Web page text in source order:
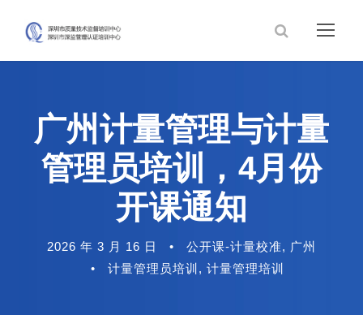
广州计量管理与计量
管理员培训，4月份
开课通知
2026 年 3 月 16 日 • 公开课-计量校准, 广州
•
计量管理员培训 , 计量管理培训